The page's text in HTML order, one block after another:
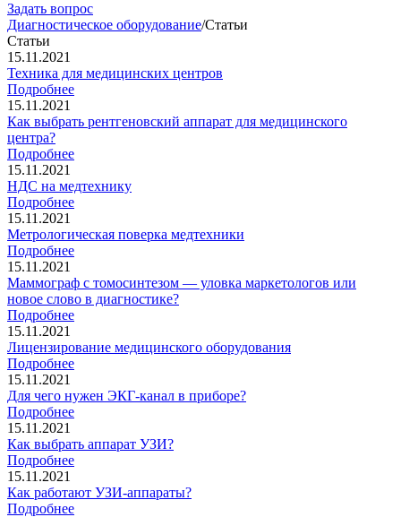
Задать вопрос
Диагностическое оборудование/Статьи
Статьи
15.11.2021
Техника для медицинских центров
Подробнее
15.11.2021
Как выбрать рентгеновский аппарат для медицинского
центра?
Подробнее
15.11.2021
НДС на медтехнику
Подробнее
15.11.2021
Метрологическая поверка медтехники
Подробнее
15.11.2021
Маммограф с томосинтезом — уловка маркетологов или
новое слово в диагностике?
Подробнее
15.11.2021
Лицензирование медицинского оборудования
Подробнее
15.11.2021
Для чего нужен ЭКГ-канал в приборе?
Подробнее
15.11.2021
Как выбрать аппарат УЗИ?
Подробнее
15.11.2021
Как работают УЗИ-аппараты?
Подробнее